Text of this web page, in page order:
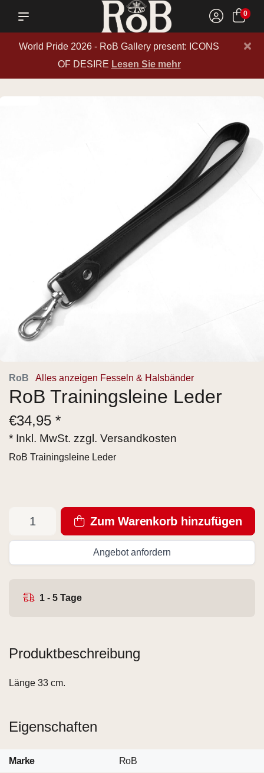
0
World Pride 2026 - RoB Gallery present: ICONS
OF DESIRE Lesen Sie mehr
×
RoB Alles anzeigen Fesseln & Halsbänder
RoB Trainingsleine Leder
€34,95 *
* Inkl. MwSt. zzgl. Versandkosten
RoB Trainingsleine Leder
Zum Warenkorb hinzufügen
Angebot anfordern
1 - 5 Tage
Produktbeschreibung
Länge 33 cm.
Eigenschaften
Marke RoB